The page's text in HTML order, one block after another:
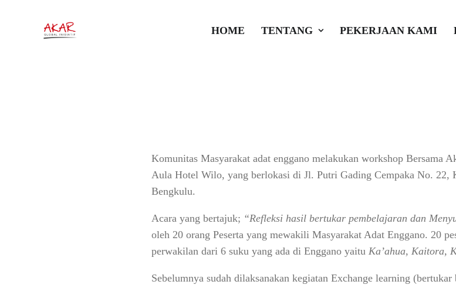
HOME TENTANG PEKERJAAN KAMI
Workshop Masyarakat
Komunitas Masyarakat adat enggano melakukan workshop Bersama
Aula Hotel Wilo, yang berlokasi di Jl. Putri Gading Cempaka No. 22,
Bengkulu.
Acara yang bertajuk; “Refleksi hasil bertukar pembelajaran dan
oleh 20 orang Peserta yang mewakili Masyarakat Adat Enggano. 20
perwakilan dari 6 suku yang ada di Enggano yaitu Ka’ahua, Kaitora,
Sebelumnya sudah dilaksanakan kegiatan Exchange learning